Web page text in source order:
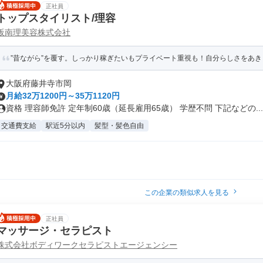
正社員
ップスタイリスト/理容
南理美容株式会社
”昔ながら”を覆す。しっかり稼ぎたいもプライベート重視も！自分らしさをあ
大阪府藤井寺市岡
月給32万1200円～35万1120円
資格 理容師免許 定年制60歳（延長雇用65歳） 学歴不問 下記などの...
交通費支給 駅近5分以内 髪型・髪色自由
この企業の類似求人を見る
正社員
ッサージ・セラピスト
式会社ボディワークセラピストエージェンシー